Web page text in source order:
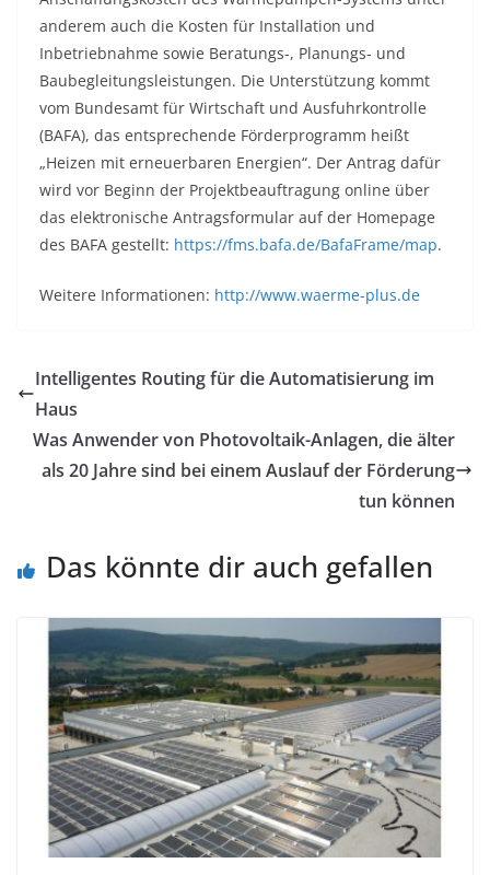
anderem auch die Kosten für Installation und
Inbetriebnahme sowie Beratungs-, Planungs- und
Baubegleitungsleistungen. Die Unterstützung kommt
vom Bundesamt für Wirtschaft und Ausfuhrkontrolle
(BAFA), das entsprechende Förderprogramm heißt
„Heizen mit erneuerbaren Energien“. Der Antrag dafür
wird vor Beginn der Projektbeauftragung online über
das elektronische Antragsformular auf der Homepage
des BAFA gestellt: https://fms.bafa.de/BafaFrame/map.
Weitere Informationen: http://www.waerme-plus.de
Intelligentes Routing für die Automatisierung im
Haus
Was Anwender von Photovoltaik-Anlagen, die älter
als 20 Jahre sind bei einem Auslauf der Förderung
tun können
Das könnte dir auch gefallen